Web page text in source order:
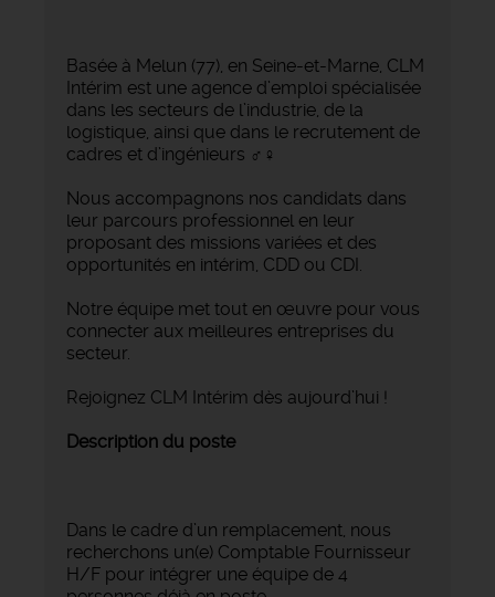
Basée à Melun (77), en Seine-et-Marne, CLM
Intérim est une agence d’emploi spécialisée
dans les secteurs de l’industrie, de la
logistique, ainsi que dans le recrutement de
cadres et d’ingénieurs ‍♂️‍♀️
Nous accompagnons nos candidats dans
leur parcours professionnel en leur
proposant des missions variées et des
opportunités en intérim, CDD ou CDI.
Notre équipe met tout en œuvre pour vous
connecter aux meilleures entreprises du
secteur.
Rejoignez CLM Intérim dès aujourd’hui !
Description du poste
Dans le cadre d’un remplacement, nous
recherchons un(e) Comptable Fournisseur
H/F pour intégrer une équipe de 4